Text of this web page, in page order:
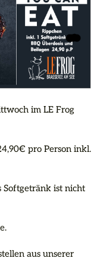
im LE Frog
pro Person inkl.
Softgetränk ist nicht
aus unserer